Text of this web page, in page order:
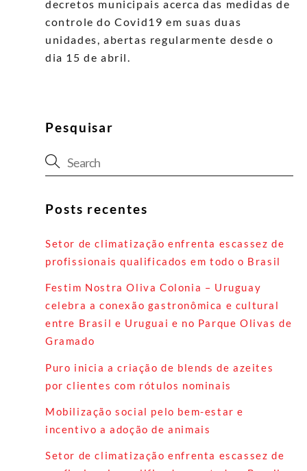
decretos municipais acerca das medidas de
controle do Covid19 em suas duas
unidades, abertas regularmente desde o
dia 15 de abril.
Pesquisar
Posts recentes
Setor de climatização enfrenta escassez de
profissionais qualificados em todo o Brasil
Festim Nostra Oliva Colonia – Uruguay
celebra a conexão gastronômica e cultural
entre Brasil e Uruguai e no Parque Olivas de
Gramado
Puro inicia a criação de blends de azeites
por clientes com rótulos nominais
Mobilização social pelo bem-estar e
incentivo a adoção de animais
Setor de climatização enfrenta escassez de